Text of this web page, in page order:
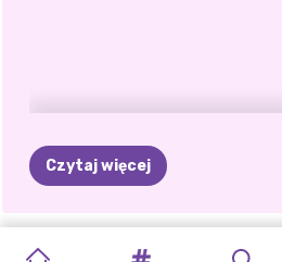
Czytaj więcej
WYZWANIE
IMPREZA KOSTIUMY
ŚLUB KSIĘŻNICZKI